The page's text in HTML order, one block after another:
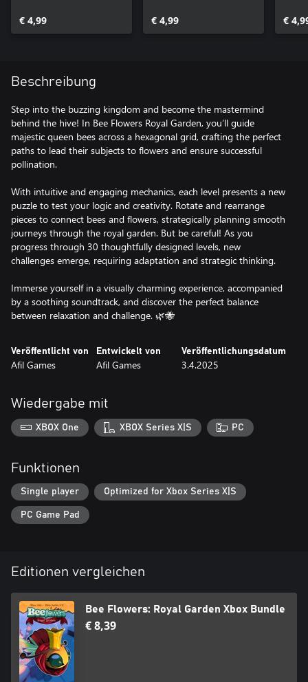
€ 4,99 € 4,99 €
Beschreibung
Step into the buzzing kingdom and become the mastermind
behind the hive! In Bee Flowers Royal Garden, you’ll guide
majestic queen bees across a hexagonal grid, crafting the perfect
paths to lead their subjects to flowers and ensure successful
pollination.
With intuitive and engaging mechanics, each level presents a new
puzzle to test your logic and creativity. Rotate and rearrange
pieces to connect bees and flowers, strategically planning smooth
journeys through the royal garden. But be careful! As you
progress through 30 thoughtfully designed levels, new
challenges emerge, requiring adaptation and strategic thinking.
Immerse yourself in a visually charming experience, accompanied
by a soothing soundtrack, and discover the perfect balance
between relaxation and challenge. 🌿🐝
Veröffentlicht von
Afil Games
Entwickelt von
Afil Games
Veröffentlichungsdatum
3.4.2025
Wiedergabe mit
XBOX One XBOX Series X|S PC
Funktionen
Single player Optimized for Xbox Series X|S
PC Game Pad
Editionen vergleichen
Bee Flowers: Royal Garden Xbox Bundle
€ 8,39